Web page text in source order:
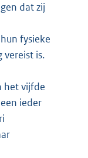
dat zij
fysieke
vereist is.
het vijfde
ieder